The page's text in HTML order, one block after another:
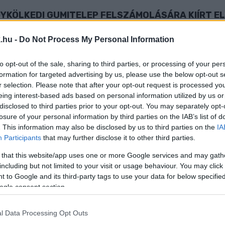
- Do Not Process My Personal Information
opt-out of the sale, sharing to third parties, or processing of your
for targeted advertising by us, please use the below opt-out
selection. Please note that after your opt-out request is processed
interest-based ads based on personal information utilized by us
to third parties prior to your opt-out. You may separately
of your personal information by third parties on the IAB’s list of
This information may also be disclosed by us to third parties on the
Participants that may further disclose it to other third parties.
that this website/app uses one or more Google services and may
but not limited to your visit or usage behaviour. You may
to Google and its third-party tags to use your data for below
consent section.
Data Processing Opt Outs
GUMITELEP FELSZÁMOLÁSÁRA KIÍRT
kilométerrel odébb a gumit.
NEM LENNE VÁLASZTÁS, AKKOR NEM
jelöltje szerint a gumiügyben a Fidesz mind a
KI A FIDESZES VEZETÉSŰ ZALAEGERSZEGI
pályázatában, az egyik lehetséges